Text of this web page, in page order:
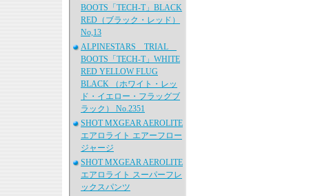
BOOTS「TECH-T」BLACK
RED（ブラック・レッド）
No,13
ALPINESTARS TRIAL
BOOTS「TECH-T」WHITE
RED YELLOW FLUG
BLACK （ホワイト・レッ
ド・イエロー・フラッグブ
ラック） No.2351
SHOT MXGEAR AEROLITE
エアロライト エアーフロー
ジャージ
SHOT MXGEAR AEROLITE
エアロライト スーパーフレ
ックスパンツ